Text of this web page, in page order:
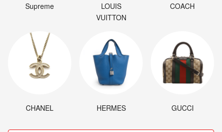
Supreme
LOUIS
VUITTON
COACH
CHANEL HERMES GUCCI